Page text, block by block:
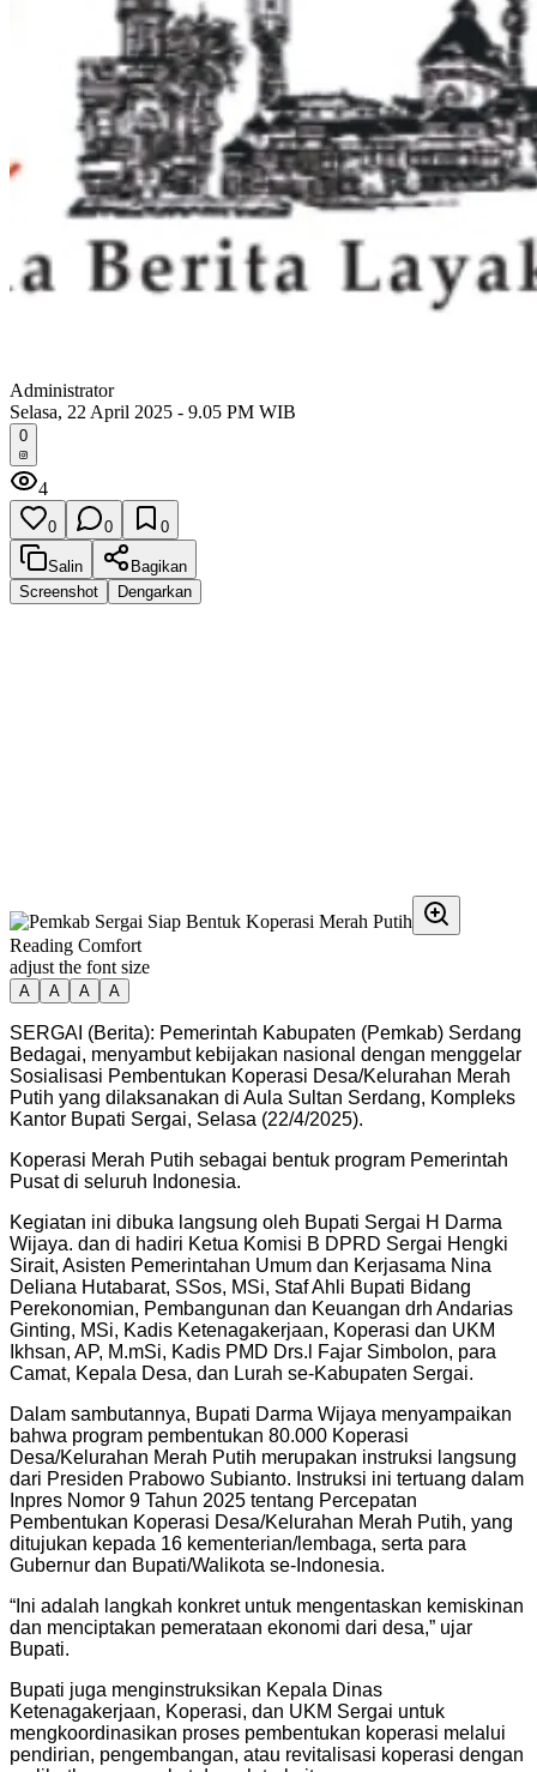
Administrator
Selasa, 22 April 2025 - 9.05 PM WIB
0
4
0 0 0
Salin
Bagikan
Screenshot
Dengarkan
Reading Comfort
adjust the font size
A A A A
SERGAI (Berita): Pemerintah Kabupaten (Pemkab) Serdang
Bedagai, menyambut kebijakan nasional dengan menggelar
Sosialisasi Pembentukan Koperasi Desa/Kelurahan Merah
Putih yang dilaksanakan di Aula Sultan Serdang, Kompleks
Kantor Bupati Sergai, Selasa (22/4/2025).
Koperasi Merah Putih sebagai bentuk program Pemerintah
Pusat di seluruh Indonesia.
Kegiatan ini dibuka langsung oleh Bupati Sergai H Darma
Wijaya. dan di hadiri Ketua Komisi B DPRD Sergai Hengki
Sirait, Asisten Pemerintahan Umum dan Kerjasama Nina
Deliana Hutabarat, SSos, MSi, Staf Ahli Bupati Bidang
Perekonomian, Pembangunan dan Keuangan drh Andarias
Ginting, MSi, Kadis Ketenagakerjaan, Koperasi dan UKM
Ikhsan, AP, M.mSi, Kadis PMD Drs.l Fajar Simbolon, para
Camat, Kepala Desa, dan Lurah se-Kabupaten Sergai.
Dalam sambutannya, Bupati Darma Wijaya menyampaikan
bahwa program pembentukan 80.000 Koperasi
Desa/Kelurahan Merah Putih merupakan instruksi langsung
dari Presiden Prabowo Subianto. Instruksi ini tertuang dalam
Inpres Nomor 9 Tahun 2025 tentang Percepatan
Pembentukan Koperasi Desa/Kelurahan Merah Putih, yang
ditujukan kepada 16 kementerian/lembaga, serta para
Gubernur dan Bupati/Walikota se-Indonesia.
“Ini adalah langkah konkret untuk mengentaskan kemiskinan
dan menciptakan pemerataan ekonomi dari desa,” ujar
Bupati.
Bupati juga menginstruksikan Kepala Dinas
Ketenagakerjaan, Koperasi, dan UKM Sergai untuk
mengkoordinasikan proses pembentukan koperasi melalui
pendirian, pengembangan, atau revitalisasi koperasi dengan